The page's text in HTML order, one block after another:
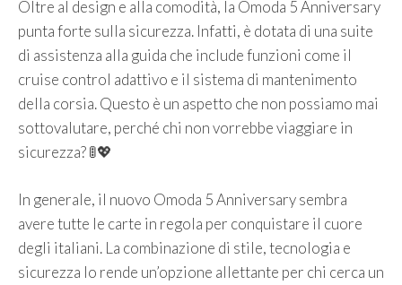
Oltre al design e alla comodità, la Omoda 5 Anniversary
punta forte sulla sicurezza. Infatti, è dotata di una suite
di assistenza alla guida che include funzioni come il
cruise control adattivo e il sistema di mantenimento
della corsia. Questo è un aspetto che non possiamo mai
sottovalutare, perché chi non vorrebbe viaggiare in
sicurezza? 🚦💖
In generale, il nuovo Omoda 5 Anniversary sembra
avere tutte le carte in regola per conquistare il cuore
degli italiani. La combinazione di stile, tecnologia e
sicurezza lo rende un’opzione allettante per chi cerca un